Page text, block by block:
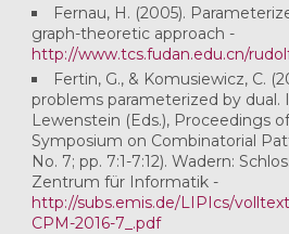
Fernau, H. (2005).
graph-theoretic approach -
http://www.tcs.fudan.edu.cn/
Fertin, G., & Komusiewicz, C.
problems parameterized by dual.
Lewenstein (Eds.), Proceedings
Symposium on Combinatorial
No. 7; pp. 7:1-7:12). Wadern:
Zentrum für Informatik -
http://subs.emis.de/LIPIcs/
CPM-2016-7_.pdf